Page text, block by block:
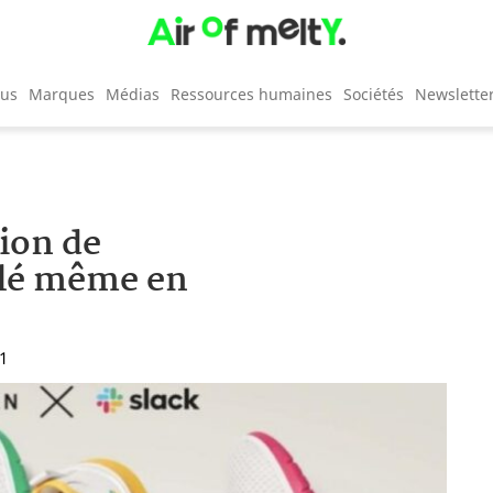
Marques Médias Ressources humaines Sociétés
de
même en